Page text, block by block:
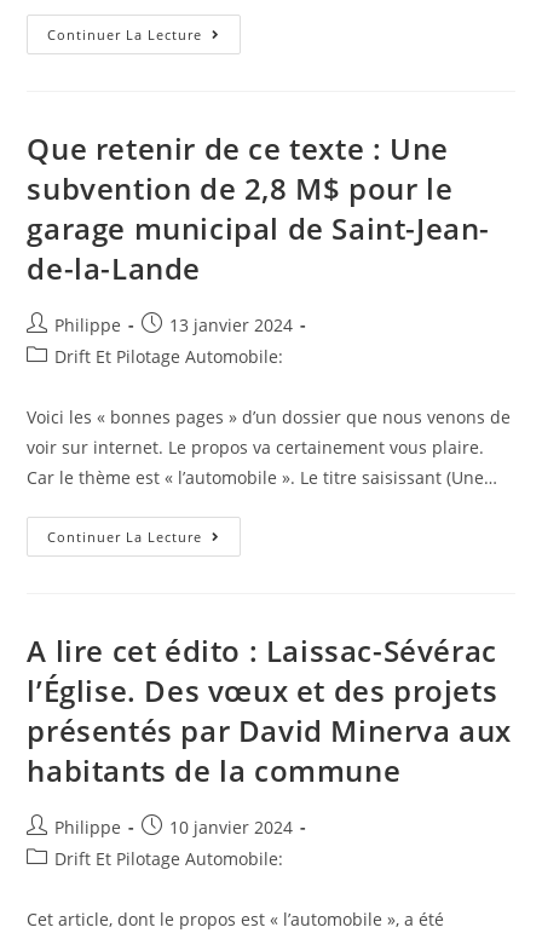
Continuer La Lecture Obtenez
Une
Crics
Auxquels
Ferais
Confiance
Pour
Ma
Que retenir de ce texte : Une
subvention de 2,8 M$ pour le
garage municipal de Saint-Jean-
de-la-Lande
Auteur/autrice
de
Philippe
Post
published:
13 janvier 2024
PostDrift Et Pilotage Automobile:
Voici les « bonnes pages » d’un dossier que nous venons de
voir sur internet. Le propos va certainement vous plaire.
Car le thème est « l’automobile ». Le titre saisissant (Une…
Continuer La Lecture Que
Retenir
Une
Subvention
2,8
M$
Pour
Le
Garage
Municipal
Jean-
De-
La-
A lire cet édito : Laissac-Sévérac
l’Église. Des vœux et des projets
présentés par David Minerva aux
habitants de la commune
Auteur/autrice
de
Philippe
Post
published:
10 janvier 2024
PostDrift Et Pilotage Automobile:
Cet article, dont le propos est « l’automobile », a été